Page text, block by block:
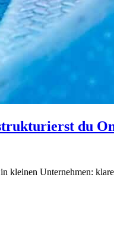
du
kleinen Unternehmen: